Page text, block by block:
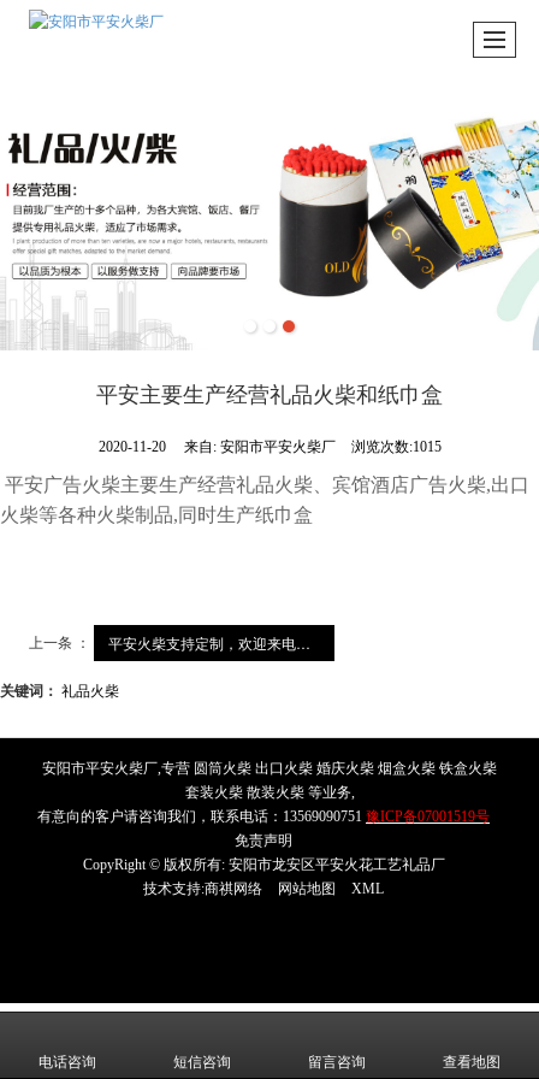
平安主要生产经营礼品火柴和纸巾盒
2020-11-20 来自: 安阳市平安火柴厂 浏览次数:1015
平安广告火柴主要生产经营礼品火柴、宾馆酒店广告火柴,出口
火柴等各种火柴制品,同时生产纸巾盒
上一条 ： 平安火柴支持定制，欢迎来电咨询
关键词： 礼品火柴
安阳市平安火柴厂,专营 圆筒火柴 出口火柴 婚庆火柴 烟盒火柴 铁盒火柴
套装火柴 散装火柴 等业务,
有意向的客户请咨询我们，联系电话：13569090751 豫ICP备07001519号
免责声明
CopyRight © 版权所有: 安阳市龙安区平安火花工艺礼品厂
技术支持:商祺网络 网站地图 XML
电话咨询 短信咨询 留言咨询 查看地图